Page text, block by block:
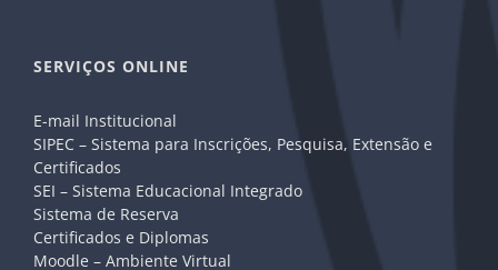
SERVIÇOS ONLINE
E-mail Institucional
SIPEC – Sistema para Inscrições, Pesquisa, Extensão e
Certificados
SEI – Sistema Educacional Integrado
Sistema de Reserva
Certificados e Diplomas
Moodle – Ambiente Virtual